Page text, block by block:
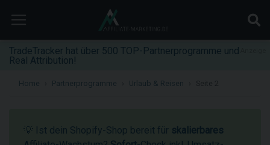
TradeTracker hat über 500 TOP-Partnerprogramme und
Real Attribution!
Home Partnerprogramme Urlaub & Reisen
💡 Ist dein Shopify-Shop bereit für skalierbares